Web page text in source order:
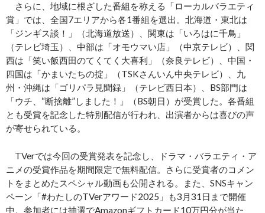
さらに、地域に根ざした番組を称える「ローカルバラエティ
賞」では、全国7エリアから各1番組を選出。北海道・東北は
「ジンギス談！」（北海道放送）、関東は「いろはに千鳥」
（テレビ埼玉）、中部は「オモウマい店」（中京テレビ）、関
西は「笑い飯西田のてくてく大喜利」（奈良テレビ）、中国・
四国は「かまいたちの掟」（TSKさんいん中央テレビ）、九
州・沖縄は「ゴリパラ見聞録」（テレビ西日本）、BS部門は
「ウチ、“断捨離”しました！」（BS朝日）が受賞した。各番組
とも受賞を記念した特別配信が行われ、出演者からは喜びの声
が寄せられている。
TVerでは今回の受賞発表を記念し、ドラマ・バラエティ・ア
ニメの受賞作品を期間限定で無料配信。さらに受賞者のコメン
トをまとめたスペシャル動画も公開される。また、SNSキャン
ペーン「#わたしのTVerアワード2025」も3月31日まで開催
中。参加者には抽選でAmazonギフトカード10万円分が当た